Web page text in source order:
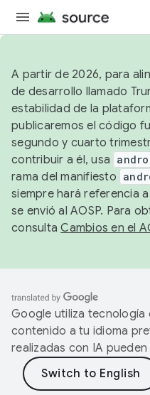
A partir de 2026, para
de desarrollo llamado
estabilidad de la
publicaremos el código
segundo y cuarto
contribuir a él, usa
rama del manifiesto
siempre hará referencia
se envió al AOSP. Para
consultaCambios en el
Google utiliza tecnología
contenido a tu idioma
realizadas con IA